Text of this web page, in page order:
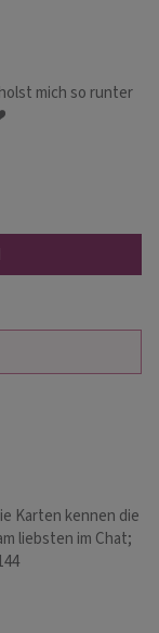
mich so runter
Karten kennen die
liebsten im Chat;